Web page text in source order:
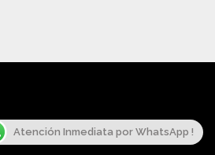
Atención Inmediata por WhatsApp !